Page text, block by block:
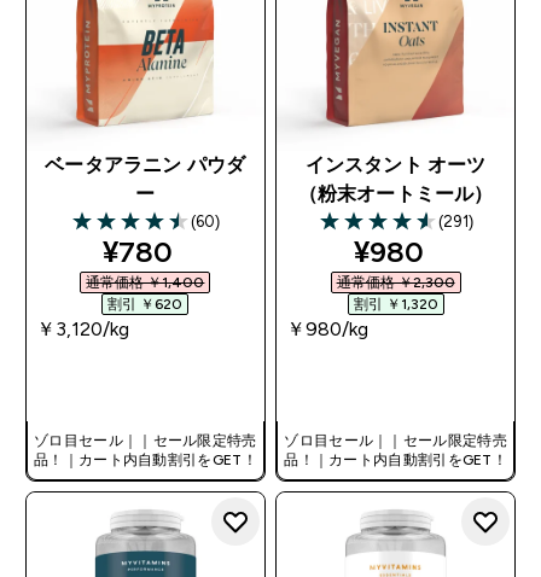
ベータアラニン パウダ
ー
4.48 out of 5 stars
(60)
discounted price
¥780‎
通常価格 ￥1,400‎
割引 ￥620‎
￥3,120‎/kg
ゾロ目セール｜｜セール限定特売
品！｜カート内自動割引をGET！
インスタント オーツ
（粉末オートミール）
4.58 out of 5 stars
(291)
discounted
¥980‎
通常価格 ￥2,300‎
割引 ￥1,320‎
￥980‎/kg
ゾロ目セール｜｜セール限定特売
品！｜カート内自動割引をGET！